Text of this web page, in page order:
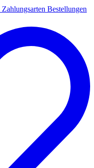
Zahlungsarten Bestellungen